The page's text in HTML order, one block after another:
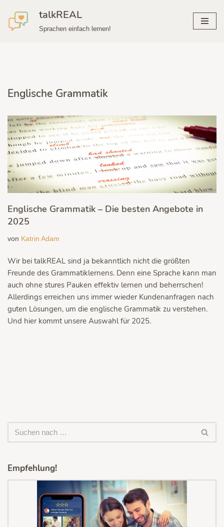
Zum
talkREAL
Sprachen einfach lernen!
Englische Grammatik
Englische Grammatik – Die besten Angebote in
2025
von Katrin Adam
Wir bei talkREAL sind ja bekanntlich nicht die größten
Freunde des Grammatiklernens. Denn eine Sprache kann man
auch ohne stures Pauken effektiv lernen und beherrschen!
Allerdings erreichen uns immer wieder Kundenanfragen nach
guten Lösungen, um die englische Grammatik zu verstehen.
Und hier kommt unsere Auswahl für 2025.
Empfehlung!